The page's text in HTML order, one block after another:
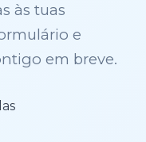
às tuas
e
em breve.